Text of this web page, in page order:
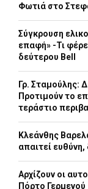
Φωτιά στο
Σύγκρουση
επαφή» -Τι
δεύτερου Bell
Γρ. Σταμούλης:
Προτιμούν το
τεράστιο
Κλεάνθης
απαιτεί
Αρχίζουν οι
Πόρτο Γερμενού